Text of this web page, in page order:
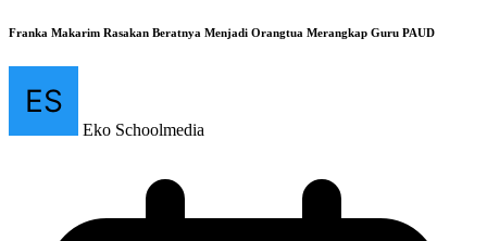
Franka Makarim Rasakan Beratnya Menjadi Orangtua Merangkap Guru PAUD
Eko Schoolmedia